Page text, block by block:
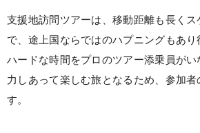
支援地訪問ツアーは、移動距離も長くス
で、途上国ならではのハプニングもあり
ハードな時間をプロのツアー添乗員が
力しあって楽しむ旅となるため、参加者
す。